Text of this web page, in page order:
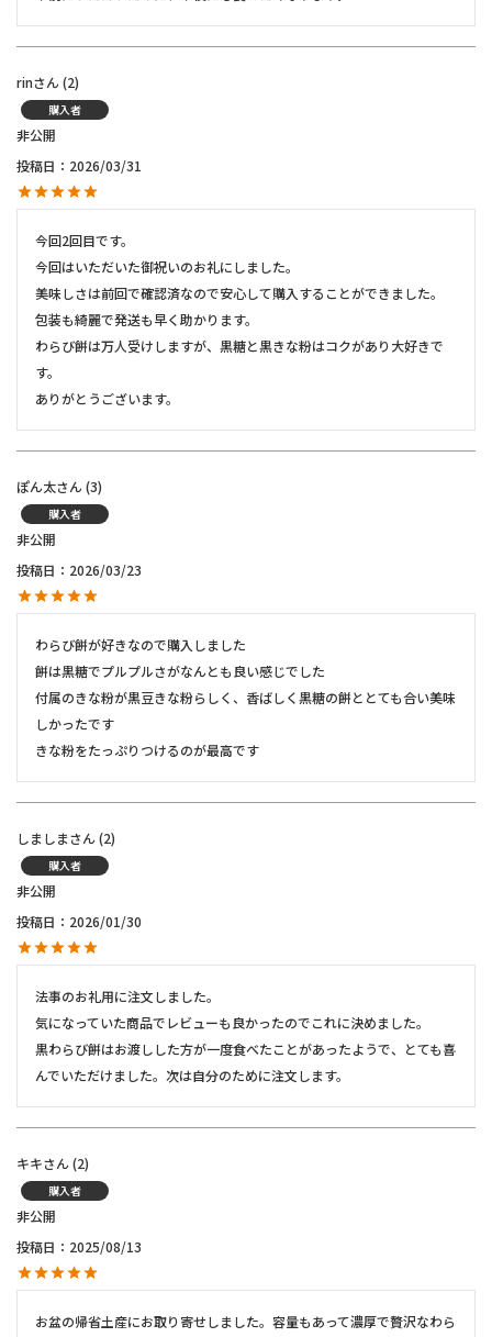
rin 2
購入者
非公開
投稿日
2026/03/31
今回2回目です。
今回はいただいた御祝いのお礼にしました。
美味しさは前回で確認済なので安心して購入することができました。
包装も綺麗で発送も早く助かります。
わらび餅は万人受けしますが、黒糖と黒きな粉はコクがあり大好きで
す。
ありがとうございます。
ぽん太 3
購入者
非公開
投稿日
2026/03/23
わらび餅が好きなので購入しました
餅は黒糖でプルプルさがなんとも良い感じでした
付属のきな粉が黒豆きな粉らしく、香ばしく黒糖の餅ととても合い美味
しかったです
きな粉をたっぷりつけるのが最高です
しましま 2
購入者
非公開
投稿日
2026/01/30
法事のお礼用に注文しました。
気になっていた商品でレビューも良かったのでこれに決めました。
黒わらび餅はお渡しした方が一度食べたことがあったようで、とても喜
んでいただけました。次は自分のために注文します。
キキ 2
購入者
非公開
投稿日
2025/08/13
お盆の帰省土産にお取り寄せしました。容量もあって濃厚で贅沢なわら